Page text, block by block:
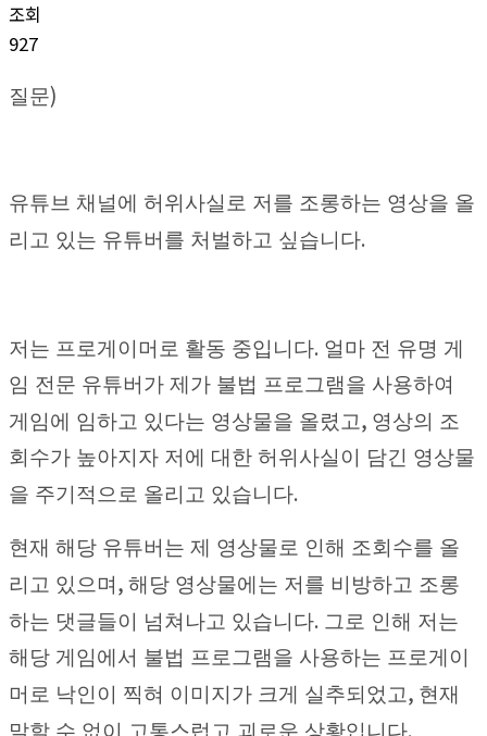
조회
927
질문)
유튜브 채널에 허위사실로 저를 조롱하는 영상을 올
리고 있는 유튜버를 처벌하고 싶습니다.
저는 프로게이머로 활동 중입니다. 얼마 전 유명 게
임 전문 유튜버가 제가 불법 프로그램을 사용하여
게임에 임하고 있다는 영상물을 올렸고, 영상의 조
회수가 높아지자 저에 대한 허위사실이 담긴 영상물
을 주기적으로 올리고 있습니다.
현재 해당 유튜버는 제 영상물로 인해 조회수를 올
리고 있으며 , 해당 영상물에는 저를 비방하고 조롱
하는 댓글들이 넘쳐나고 있습니다. 그로 인해 저는
해당 게임에서 불법 프로그램을 사용하는 프로게이
머로 낙인이 찍혀 이미지가 크게 실추되었고, 현재
말할 수 없이 고통스럽고 괴로운 상황입니다.